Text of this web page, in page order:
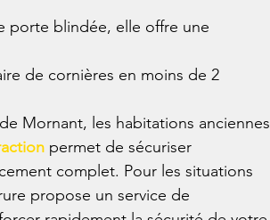
porte blindée, elle offre une
de cornières en moins de 2
Mornant, les habitations anciennes
permet de sécuriser
complet. Pour les situations
propose un service de